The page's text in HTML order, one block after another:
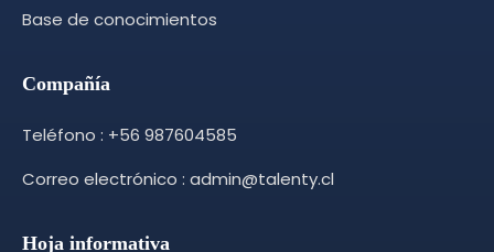
Base de conocimientos
Compañía
Teléfono : +56 987604585
Correo electrónico : admin@talenty.cl
Hoja informativa